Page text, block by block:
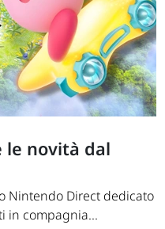
le novità dal
Nintendo Direct dedicato
in compagnia...